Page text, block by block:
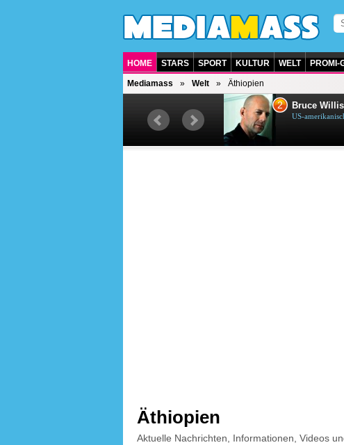
HOME STARS SPORT KULTUR WELT PROMI-
Mediamass Welt Äthiopien
Deutsche Sängerin
2 Bruce Willis
US-
Äthiopien
Aktuelle Nachrichten, Informationen, Videos